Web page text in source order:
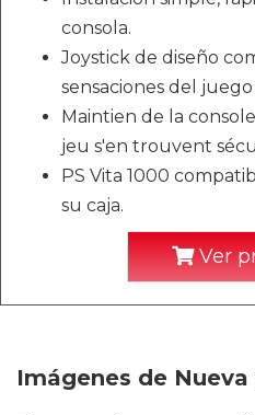
consola.
Joystick de diseño
sensaciones del
Maintien de la
jeu s'en trouvent
PS Vita 1000
su caja.
Ver
Imágenes de